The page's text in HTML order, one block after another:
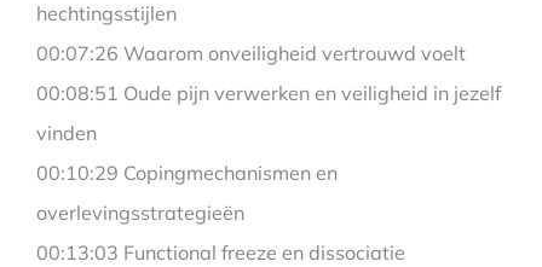
hechtingsstijlen
00:07:26 Waarom onveiligheid vertrouwd voelt
00:08:51 Oude pijn verwerken en veiligheid in jezelf
vinden
00:10:29 Copingmechanismen en
overlevingsstrategieën
00:13:03 Functional freeze en dissociatie